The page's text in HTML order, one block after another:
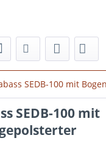
SEDB-100 mit
SEDB-100 mit